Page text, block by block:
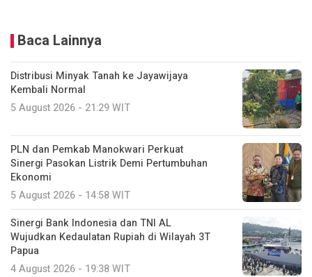
Baca Lainnya
Distribusi Minyak Tanah ke Jayawijaya
Kembali Normal
5 August 2026 - 21:29 WIT
PLN dan Pemkab Manokwari Perkuat
Sinergi Pasokan Listrik Demi Pertumbuhan
Ekonomi
5 August 2026 - 14:58 WIT
Sinergi Bank Indonesia dan TNI AL
Wujudkan Kedaulatan Rupiah di Wilayah 3T
Papua
4 August 2026 - 19:38 WIT